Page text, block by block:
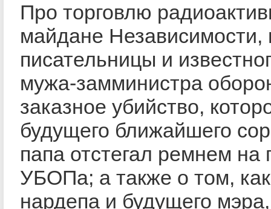
Про торговлю
майдане Независимости,
писательницы и
мужа-замминистра
заказное убийство,
будущего ближайшего
папа отстегал ремнем на
УБОПа; а также о том,
нардепа и будущего